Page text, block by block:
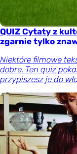
QUIZ Cytaty z
zgarnie tylko
Niektóre filmowe
dobre. Ten quiz
przypiszesz je do